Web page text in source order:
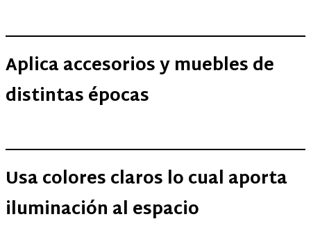
Aplica accesorios y muebles de
distintas épocas
Usa colores claros lo cual aporta
iluminación al espacio